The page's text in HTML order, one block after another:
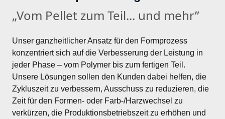
„Vom Pellet zum Teil... und mehr”
Unser ganzheitlicher Ansatz für den Formprozess
konzentriert sich auf die Verbesserung der Leistung in
jeder Phase – vom Polymer bis zum fertigen Teil.
Unsere Lösungen sollen den Kunden dabei helfen, die
Zykluszeit zu verbessern, Ausschuss zu reduzieren, die
Zeit für den Formen- oder Farb-/Harzwechsel zu
verkürzen, die Produktionsbetriebszeit zu erhöhen und